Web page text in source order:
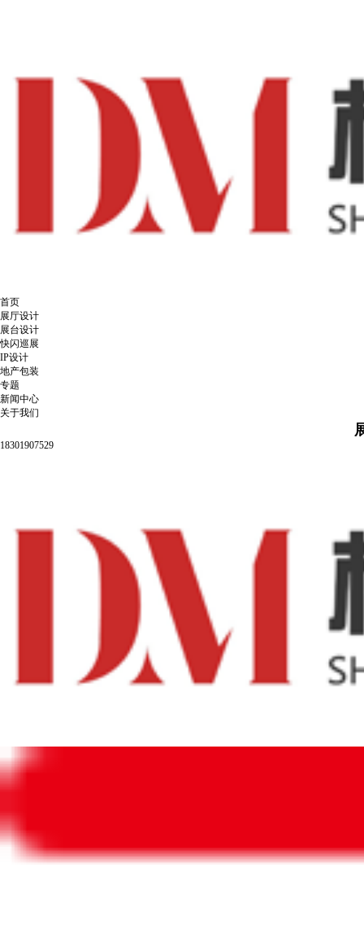
首页
展厅设计
展台设计
快闪巡展
IP设计
地产包装
专题
新闻中心
关于我们
18301907529